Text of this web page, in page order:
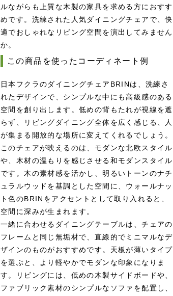
ルながらも上質な木製の家具を求める方におすす
めです。洗練された人気ダイニングチェアで、快
適でおしゃれなリビング空間を演出してみません
か。
この商品を使ったコーディネート例
日本フクラのダイニングチェアBRINは、洗練さ
れたデザインで、シンプルな中にも高級感のある
空間を創り出します。低めの背もたれが視線を遮
らず、リビングダイニング全体を広く感じる、人
が集まる開放的な場所に変えてくれるでしょう。
このチェアが映えるのは、モダンな北欧スタイル
や、木材の温もりを感じさせる和モダンスタイル
です。木の素材感を活かし、明るいトーンのナチ
ュラルウッドを基調とした空間に、ウォールナッ
ト色のBRINをアクセントとして取り入れると、
空間に深みが生まれます。
一緒に合わせるダイニングテーブルは、チェアの
フレームと同じ無垢材で、直線的でミニマルなデ
ザインのものがおすすめです。天板が薄いタイプ
を選ぶと、より軽やかでモダンな印象になりま
す。リビングには、低めの木製サイドボードや、
ファブリック素材のシンプルなソファを配置し、